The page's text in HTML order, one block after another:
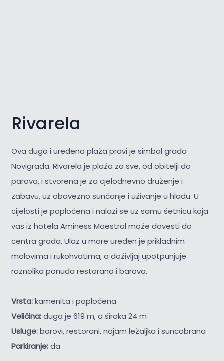
Rivarela
Ova duga i uređena plaža pravi je simbol grada
Novigrada. Rivarela je plaža za sve, od obitelji do
parova, i stvorena je za cjelodnevno druženje i
zabavu, uz obavezno sunčanje i uživanje u hladu. U
cijelosti je popločena i nalazi se uz samu šetnicu koja
vas iz hotela Aminess Maestral može dovesti do
centra grada. Ulaz u more uređen je prikladnim
molovima i rukohvatima, a doživljaj upotpunjuje
raznolika ponuda restorana i barova.
Vrsta:kamenita i popločena
Veličina:duga je 619 m, a široka 24 m
Usluge:barovi, restorani, najam ležaljka i suncobrana
Parkiranje:da